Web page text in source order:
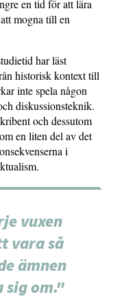
en tid för att lära
mogna till en
har läst
historisk kontext till
inte spela någon
diskussionsteknik.
och dessutom
en liten del av det
i
vuxen
vara så
ämnen
om."